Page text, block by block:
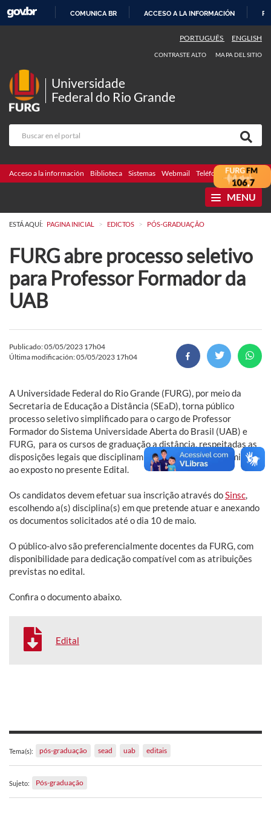
CONTENIDO
COMUNICA BR ACCESO A LA INFORMACIÓN
PORTUGUÊS ENGLISH
CONTRASTE ALTO MAPA DEL SITIO
Universidade
Federal do Rio Grande
Acceso a la información Biblioteca Sistemas Webmail Teléfonos Licitaciones
MENU
ESTÁ AQUÍ: PAGINA INICIAL > EDICTOS > PÓS-GRADUAÇÃO
FURG abre processo seletivo
para Professor Formador da
UAB
Publicado: 05/05/2023 17h04
Última modificación: 05/05/2023 17h04
A Universidade Federal do Rio Grande (FURG), por meio da
Secretaria de Educação a Distância (SEaD), torna público
processo seletivo simplificado para o cargo de Professor
Formador do Sistema Universidade Aberta do Brasil (UAB) e
FURG, para os cursos de graduação a distância, respeitadas as
disposições legais que disciplinam a matéria e em conformidade
ao exposto no presente Edital.
Os candidatos devem efetuar sua inscrição através do Sinsc
escolhendo a(s) disciplina(s) em que pretende atuar e anexando
os documentos solicitados até o dia 10 de maio.
O público-alvo são preferencialmente docentes da FURG, com
disponibilidade para dedicação compatível com as atribuições
previstas no edital.
Confira o documento abaixo.
Edital
Tema(s): pós-graduação sead uab editais
Sujeto: Pós-graduação